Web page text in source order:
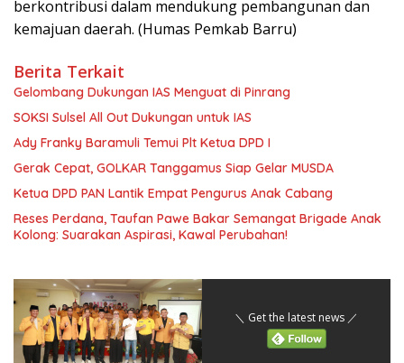
berkontribusi dalam mendukung pembangunan dan
kemajuan daerah. (Humas Pemkab Barru)
Berita Terkait
Gelombang Dukungan IAS Menguat di Pinrang
SOKSI Sulsel All Out Dukungan untuk IAS
Ady Franky Baramuli Temui Plt Ketua DPD I
Gerak Cepat, GOLKAR Tanggamus Siap Gelar MUSDA
Ketua DPD PAN Lantik Empat Pengurus Anak Cabang
Reses Perdana, Taufan Pawe Bakar Semangat Brigade Anak
Kolong: Suarakan Aspirasi, Kawal Perubahan!
＼ Get the latest news ／